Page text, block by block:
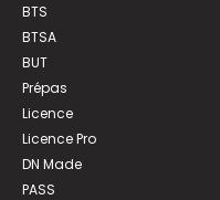
BTS
BTSA
BUT
Prépas
Licence
Licence Pro
DN Made
PASS